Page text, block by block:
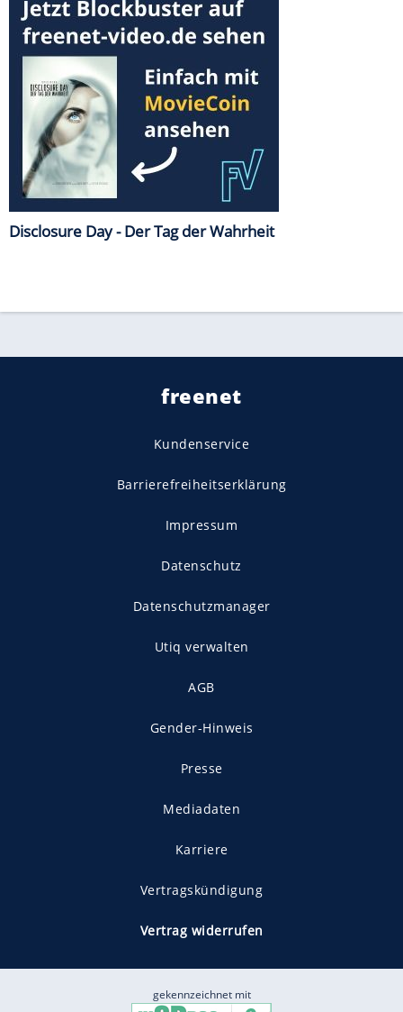
Disclosure Day - Der Tag der Wahrheit
freenet
Kundenservice
Barrierefreiheitserklärung
Impressum
Datenschutz
Datenschutzmanager
Utiq verwalten
AGB
Gender-Hinweis
Presse
Mediadaten
Karriere
Vertragskündigung
Vertrag widerrufen
gekennzeichnet mit